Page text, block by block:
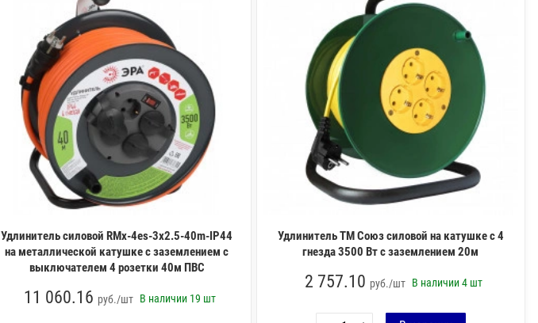
Удлинитель силовой RMx-4es-3x2.5-40m-IP44
на металлической катушке с заземлением с
выключателем 4 розетки 40м ПВС
11 060.16 руб./шт В наличии 19 шт
Удлинитель ТМ Союз силовой на катушке с 4
гнезда 3500 Вт с заземлением 20м
2 757.10 руб./шт В наличии4 шт